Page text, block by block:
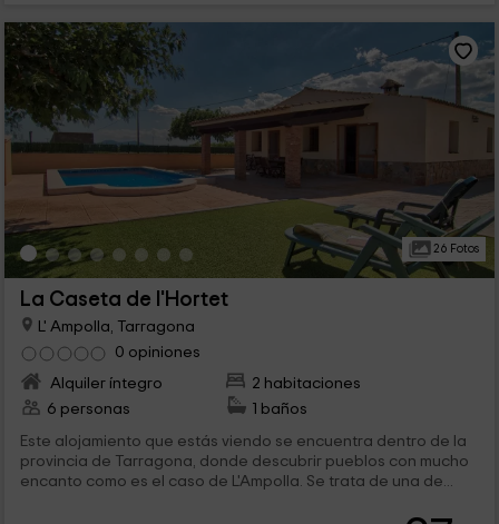
26 Fotos
La Caseta de l'Hortet
L' Ampolla, Tarragona
0 opiniones
Alquiler íntegro
2 habitaciones
6 personas
1 baños
Este alojamiento que estás viendo se encuentra dentro de la
provincia de Tarragona, donde descubrir pueblos con mucho
encanto como es el caso de L'Ampolla. Se trata de una de...